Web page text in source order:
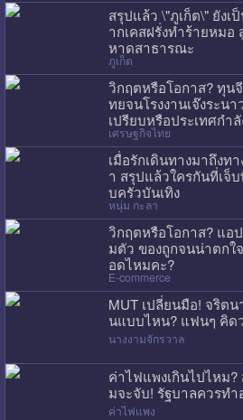
สรุปแล้ว \"ภูเก็ต\" ยังเ
ากเคสฝรั่งทำร้ายหมอ
หาดสาธารณะ
ภูเก็ต
วิกฤตหรือโอกาส? ทุน
ทยจนโรงงานเจ๊งระน
เปรียบหรือประเทศกำลั
เศรษฐกิจไทย
เมื่อรักเดินทางมาถึงท
า สรุปแล้วใครกันที่เจ็
บครัวบันเทิง
หนุ่ม กะลา
วิกฤตหรือโอกาส? แอ
มตัว ของถูกจนน่าตกใ
อดไหมคะ?
E-commerce
MUT เปลี่ยนมือ! จริต
นแบบไหน? แฟนๆ คิด
นางงามจักรวาล
ค่าไฟแพงเกินไปไหม
มจะจับ! รัฐบาลควรทำ
ค่าไฟแพง